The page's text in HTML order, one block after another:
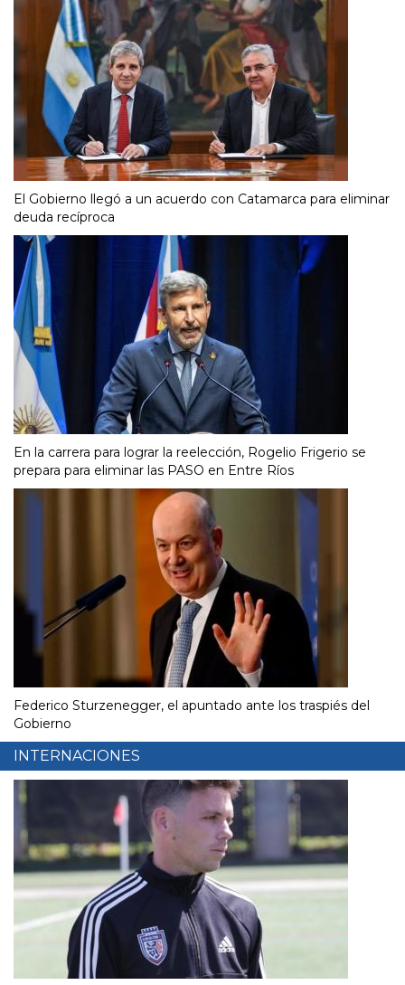
El Gobierno llegó a un acuerdo con Catamarca para eliminar
deuda recíproca
En la carrera para lograr la reelección, Rogelio Frigerio se
prepara para eliminar las PASO en Entre Ríos
Federico Sturzenegger, el apuntado ante los traspiés del
Gobierno
INTERNACIONES